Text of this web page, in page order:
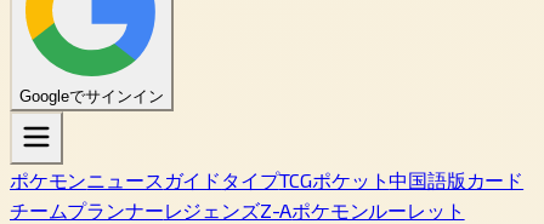
Googleでサインイン
ポケモンニュース ガイド タイプTCGポケット中国語版カード
チームプランナーレジェンズZ-Aポケモンルーレット